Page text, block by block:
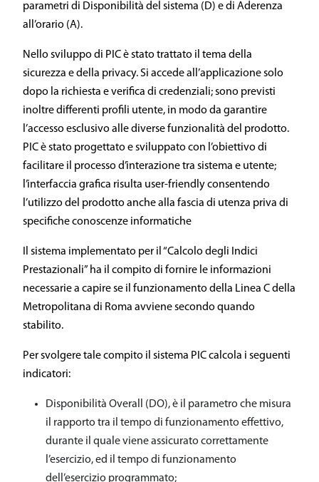
parametri di Disponibilità del sistema (D) e di Aderenza
all’orario (A).
Nello sviluppo di PIC è stato trattato il tema della
sicurezza e della privacy. Si accede all’applicazione solo
dopo la richiesta e verifica di credenziali; sono previsti
inoltre differenti profili utente, in modo da garantire
l’accesso esclusivo alle diverse funzionalità del prodotto.
PIC è stato progettato e sviluppato con l’obiettivo di
facilitare il processo d’interazione tra sistema e utente;
l’interfaccia grafica risulta user-friendly consentendo
l’utilizzo del prodotto anche alla fascia di utenza priva di
specifiche conoscenze informatiche
Il sistema implementato per il “Calcolo degli Indici
Prestazionali” ha il compito di fornire le informazioni
necessarie a capire se il funzionamento della Linea C della
Metropolitana di Roma avviene secondo quando
stabilito.
Per svolgere tale compito il sistema PIC calcola i seguenti
indicatori:
Disponibilità Overall (DO), è il parametro che misura
il rapporto tra il tempo di funzionamento effettivo,
durante il quale viene assicurato correttamente
l’esercizio, ed il tempo di funzionamento
dell’esercizio programmato;